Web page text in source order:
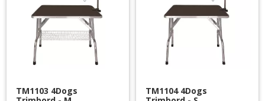
TM1103 4Dogs
TM1104 4Dogs